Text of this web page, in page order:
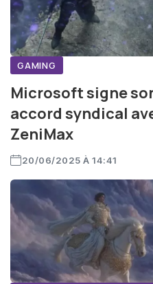
GAMING
Microsoft signe
accord syndical
ZeniMax
20/06/2025 À 14:41